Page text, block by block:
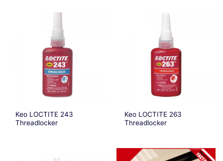
Keo LOCTITE 243
Threadlocker
Keo LOCTITE 263
Threadlocker